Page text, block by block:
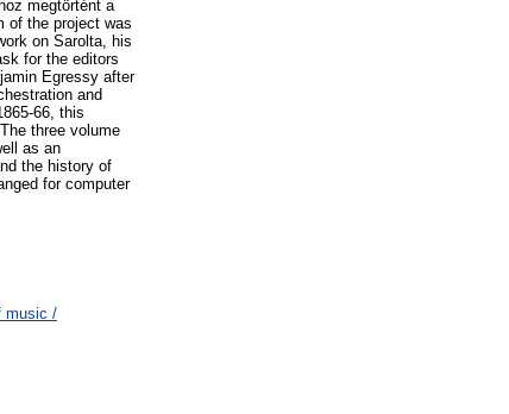
megtörtént a
of the project was
on Sarolta, his
for the editors
Egressy after
and
66, this
three volume
as an
the history of
for computer
music /